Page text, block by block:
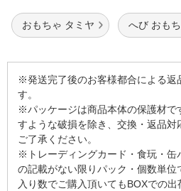
おもちゃ タミヤ へび おも
※発送完了後のお客様都合による返
す。
※パッケージは商品本体の保護材で
すような破損を除き、交換・返品対
ご了承ください。
※トレーディングカード・食玩・缶
の記載がない限りパック・個数単
入り数でご購入頂いてもBOXでの